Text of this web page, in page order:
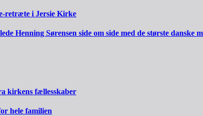
retræte i Jersie Kirke
Henning Sørensen side om side med de største danske
kirkens fællesskaber
hele familien